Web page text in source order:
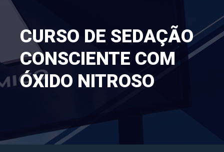
CURSO DE SEDAÇÃO
CONSCIENTE COM
ÓXIDO NITROSO